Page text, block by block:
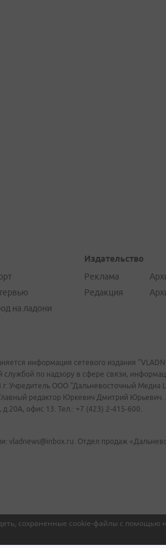
сохраненные cookie-файлы с помощью
на ладони
Издательство
Реклама
Редакция
информация сетевого издания
по надзору в сфере связи,
Учредитель ООО "Дальневосточный Медиа
редактор Юркевич Дмитрий Юрьевич.
д.20А, офис 13. Тел.: +7 (423) 2-415-600.
vladnews@inbox.ru. Отдел продаж